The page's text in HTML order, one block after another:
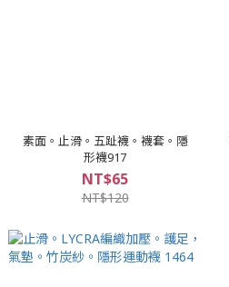
素面。止滑。五趾襪。襪套。隱
形襪917
NT$65
NT$120